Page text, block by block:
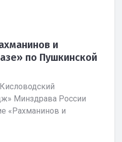
и
по Пушкинской
Минздрава России
«Рахманинов и